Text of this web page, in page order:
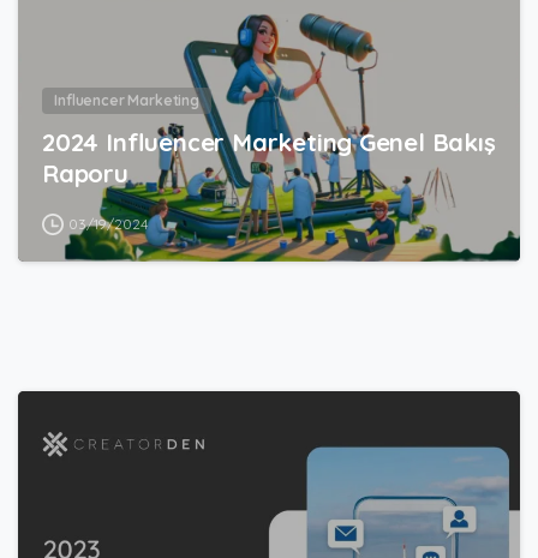
Influencer Marketing
2024 Influencer Marketing Genel Bakış
Raporu
03/19/2024